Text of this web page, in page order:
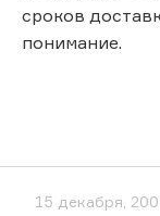
сроков
понимание.
15 декабря,